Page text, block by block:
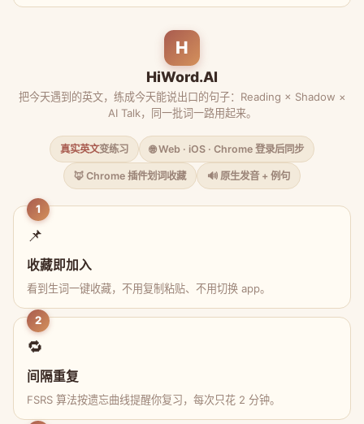
H
HiWord.AI
把今天遇到的英文，练成今天能说出口的句子：Reading × Shadow ×
AI Talk，同一批词一路用起来。
真实英文变练习 🌐 Web · iOS · Chrome 登录后同步
🦊 Chrome 插件划词收藏 🔊 原生发音 + 例句
1
📌
收藏即加入
看到生词一键收藏，不用复制粘贴、不用切换 app。
2
🔁
间隔重复
FSRS 算法按遗忘曲线提醒你复习，每次只花 2 分钟。